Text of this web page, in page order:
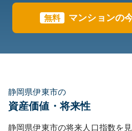
無料 マンションの
静岡県伊東市の
資産価値・将来性
静岡県伊東市の将来人口指数を